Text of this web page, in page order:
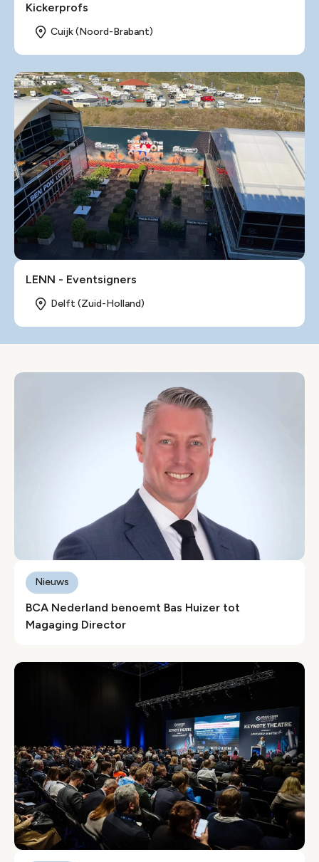
Kickerprofs
Cuijk (Noord-Brabant)
LENN - Eventsigners
Delft (Zuid-Holland)
BCA Nederland benoemt Bas Huizer tot
Magaging Director
Nieuws